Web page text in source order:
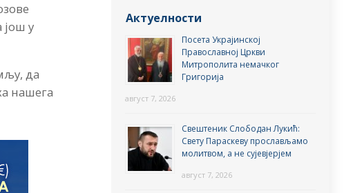
још у
да
нашега
Актуелности
Посета Украјинској
Православној Цркви
Митрополита немачког
Григорија
август 7, 2026
Свештеник Слободан Лукић:
Свету Параскеву прослављамо
молитвом, а не сујевјерјем
август 7, 2026